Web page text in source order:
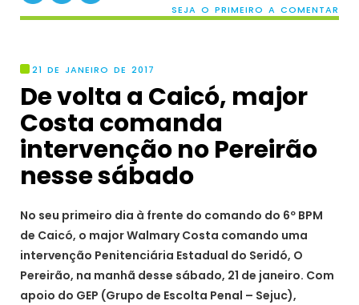
SEJA O PRIMEIRO A COMENTAR
21 DE JANEIRO DE 2017
De volta a Caicó, major
Costa comanda
intervenção no Pereirão
nesse sábado
No seu primeiro dia à frente do comando do 6º BPM
de Caicó, o major Walmary Costa comando uma
intervenção Penitenciária Estadual do Seridó, O
Pereirão, na manhã desse sábado, 21 de janeiro. Com
apoio do GEP (Grupo de Escolta Penal – Sejuc),